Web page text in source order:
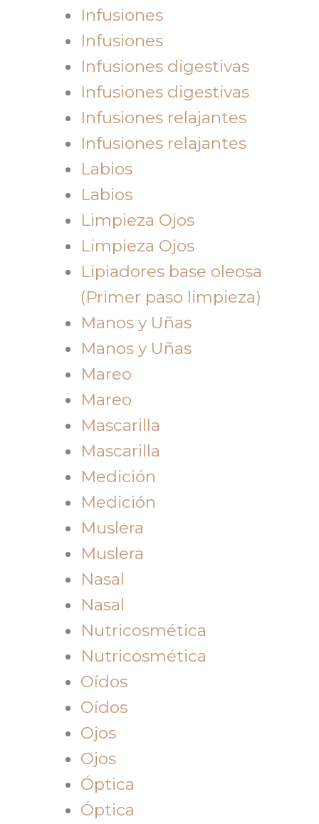
Infusiones
Infusiones
Infusiones digestivas
Infusiones digestivas
Infusiones relajantes
Infusiones relajantes
Labios
Labios
Limpieza Ojos
Limpieza Ojos
Lipiadores base oleosa
(Primer paso limpieza)
Manos y Uñas
Manos y Uñas
Mareo
Mareo
Mascarilla
Mascarilla
Medición
Medición
Muslera
Muslera
Nasal
Nasal
Nutricosmética
Nutricosmética
Oídos
Oídos
Ojos
Ojos
Óptica
Óptica